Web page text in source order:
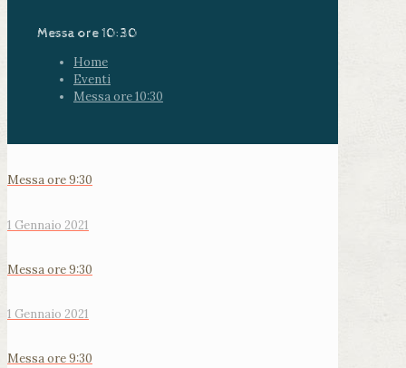
Messa ore 10:30
Home
Eventi
Messa ore 10:30
Messa ore 9:30
1 Gennaio 2021
Messa ore 9:30
1 Gennaio 2021
Messa ore 9:30